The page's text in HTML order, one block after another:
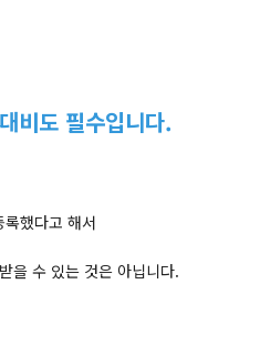
비도 필수입니다.
했다고 해서
을 수 있는 것은 아닙니다.